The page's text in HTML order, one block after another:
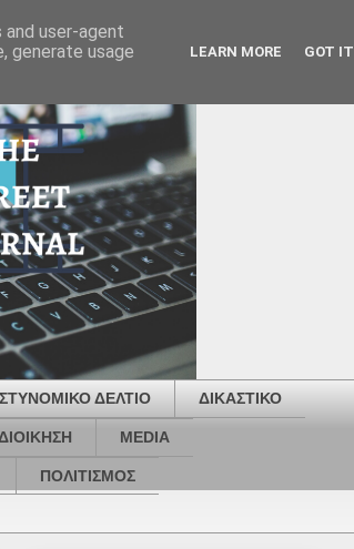
ΔΕΛΤΙΟ ΔΙΚΑΣΤΙΚΟ
MEDIA
ΠΟΛΙΤΙΣΜΟΣ
user-agent
generate usage
LEARN MORE GOT IT